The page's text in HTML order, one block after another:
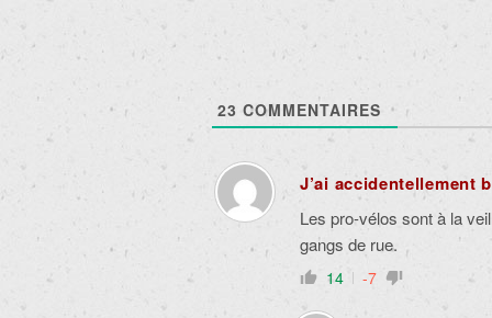
23 COMMENTAIRES
J’ai accidentellement
Les pro-vélos sont à la
gangs de rue.
14 -7